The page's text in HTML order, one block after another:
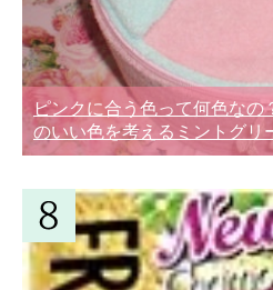
ピンクに合う色って何色なの
のいい色を考えるミントグリ